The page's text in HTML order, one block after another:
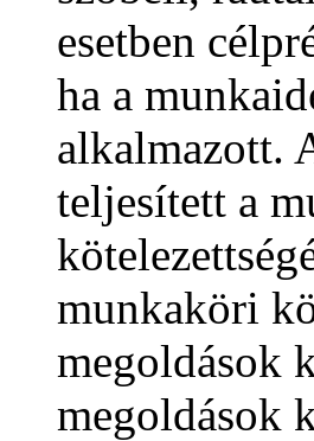
esetben
ha a
alkalmazott.
teljesített a
munkaköri
megoldások
megoldások